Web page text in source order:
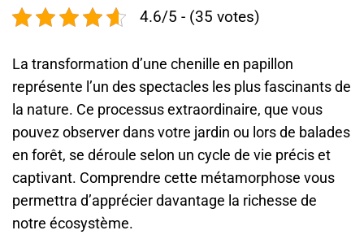
4.6/5 - (35 votes)
La transformation d’une chenille en papillon
représente l’un des spectacles les plus fascinants de
la nature. Ce processus extraordinaire, que vous
pouvez observer dans votre jardin ou lors de balades
en forêt, se déroule selon un cycle de vie précis et
captivant. Comprendre cette métamorphose vous
permettra d’apprécier davantage la richesse de
notre écosystème.